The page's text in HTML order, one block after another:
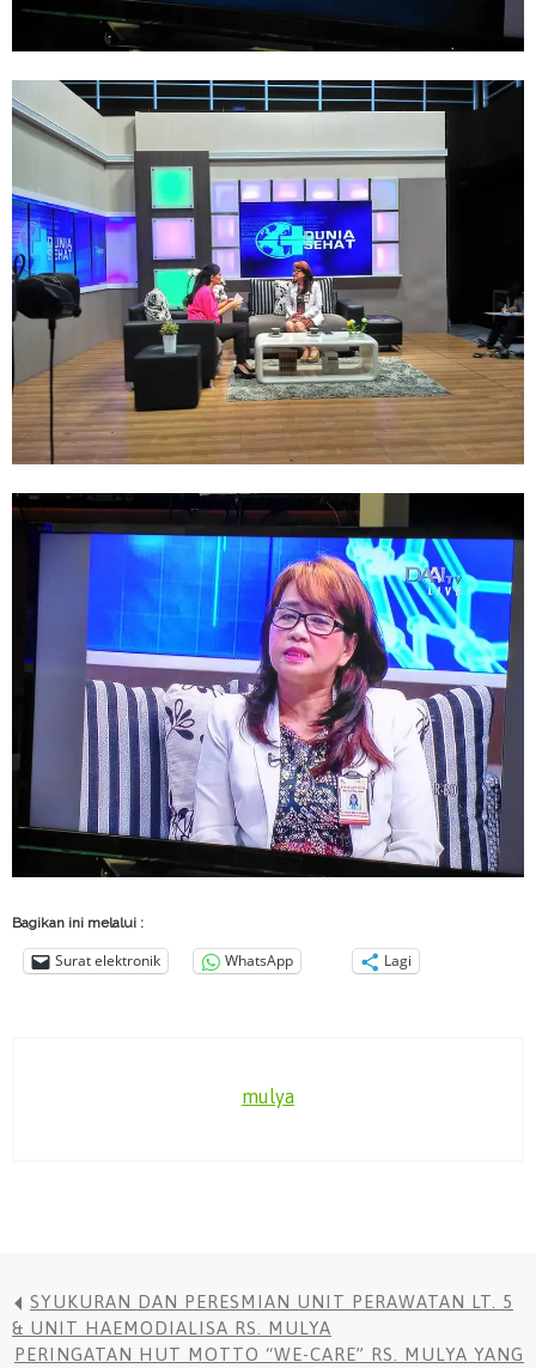
Bagikan ini melalui :
Surat elektronik WhatsApp Lagi
mulya
SYUKURAN DAN PERESMIAN UNIT PERAWATAN LT. 5
& UNIT HAEMODIALISA RS. MULYA
PERINGATAN HUT MOTTO “WE-CARE” RS. MULYA YANG